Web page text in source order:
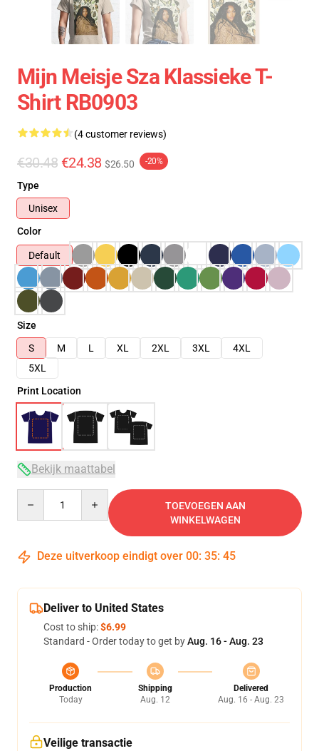
Mijn Meisje Sza Klassieke T-
Shirt RB0903
(4 customer reviews)
€30.48 €24.38 $26.50 -20%
Type
Unisex
Color
Default
Size
S
M L XL 2XL 3XL
4XL
5XL
Print Location
Bekijk maattabel
TOEVOEGEN AAN
WINKELWAGEN
Deze uitverkoop eindigt over 00: 35: 45
Deliver to United States
Cost to ship:$6.99
Standard - Order today to get byAug. 16 - Aug. 23
Production
Today
Shipping
Aug. 12
Delivered
Aug. 16 - Aug. 23
Veilige transactie